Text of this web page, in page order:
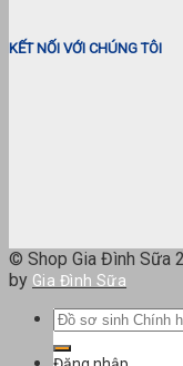
KẾT NỐI VỚI CHÚNG TÔI
© Shop Gia Đình Sữa
by Gia Đình Sữa
Tìm
kiếm: